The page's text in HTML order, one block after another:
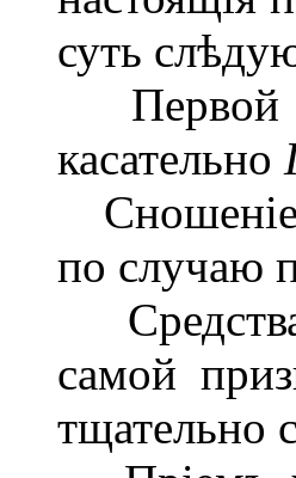
суть
Первой
касательно
по случаю
самой
тщательно